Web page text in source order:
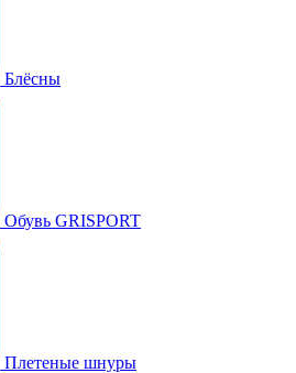
Блёсны
Обувь GRISPORT
Плетеные шнуры